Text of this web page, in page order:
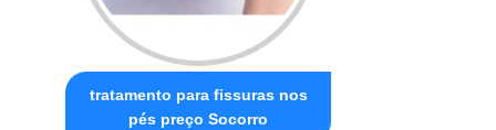
tratamento para fissuras nos
pés preço Socorro